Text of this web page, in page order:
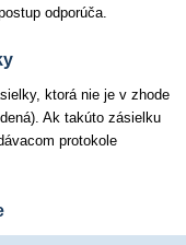
odporúča.
ktorá nie je v zhode
Ak takúto zásielku
protokole